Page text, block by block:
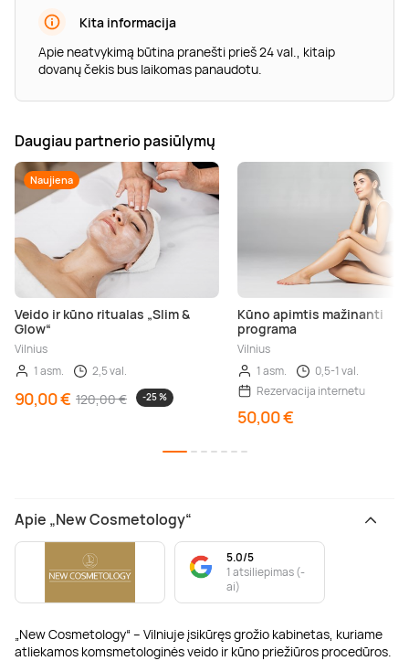
Kita informacija
Apie neatvykimą būtina pranešti prieš 24 val., kitaip
dovanų čekis bus laikomas panaudotu.
Daugiau partnerio pasiūlymų
Naujiena
Veido ir kūno ritualas „Slim &
Glow“
Vilnius
1 asm.
2,5 val.
90,00 € 120,00 € -25 %
Kūno apimtis mažinanti
programa
Vilnius
1 asm.
0,5-1 val.
Rezervacija internetu
50,00 €
Apie „New Cosmetology“
„New Cosmetology“ – Vilniuje įsikūręs grožio kabinetas, kuriame
atliekamos komsmetologinės veido ir kūno priežiūros procedūros.
5.0/5
1 atsiliepimas (-
ai)